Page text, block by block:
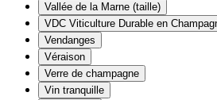
Vallée de la Marne (taille)
VDC Viticulture Durable en
Vendanges
Véraison
Verre de champagne
Vin tranquille